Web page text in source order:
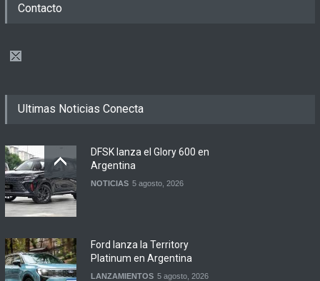
Contacto
Ultimas Noticias Conecta
DFSK lanza el Glory 600 en
Argentina
NOTICIAS 5 agosto, 2026
Ford lanza la Territory
Platinum en Argentina
LANZAMIENTOS 5 agosto, 2026